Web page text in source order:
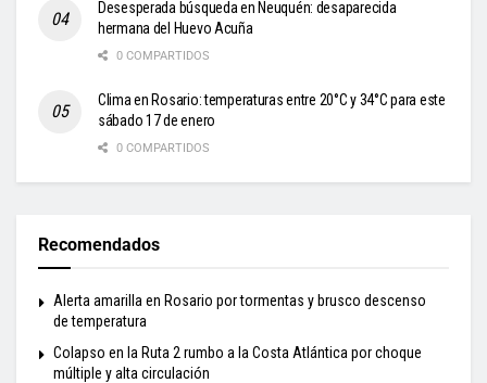
Desesperada búsqueda en Neuquén: desaparecida
hermana del Huevo Acuña
0 COMPARTIDOS
Clima en Rosario: temperaturas entre 20°C y 34°C para este
sábado 17 de enero
0 COMPARTIDOS
Recomendados
Alerta amarilla en Rosario por tormentas y brusco descenso
de temperatura
Colapso en la Ruta 2 rumbo a la Costa Atlántica por choque
múltiple y alta circulación